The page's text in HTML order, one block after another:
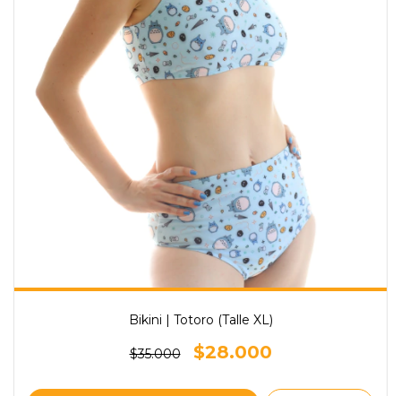
Bikini | Totoro (Talle XL)
$35.000 $28.000